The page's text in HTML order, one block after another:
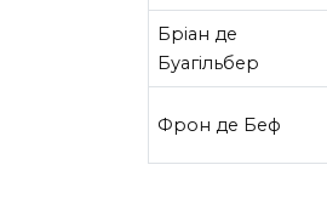
Бріан де
Буагільбер
Фрон де Беф